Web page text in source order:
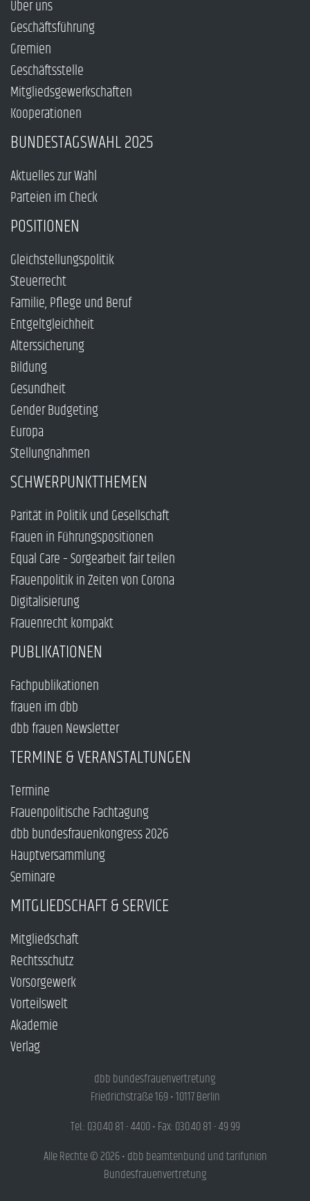
Über uns
Geschäftsführung
Gremien
Geschäftsstelle
Mitgliedsgewerkschaften
Kooperationen
BUNDESTAGSWAHL 2025
Aktuelles zur Wahl
Parteien im Check
POSITIONEN
Gleichstellungspolitik
Steuerrecht
Familie, Pflege und Beruf
Entgeltgleichheit
Alterssicherung
Bildung
Gesundheit
Gender Budgeting
Europa
Stellungnahmen
SCHWERPUNKTTHEMEN
Parität in Politik und Gesellschaft
Frauen in Führungspositionen
Equal Care – Sorgearbeit fair teilen
Frauenpolitik in Zeiten von Corona
Digitalisierung
Frauenrecht kompakt
PUBLIKATIONEN
Fachpublikationen
frauen im dbb
dbb frauen Newsletter
TERMINE & VERANSTALTUNGEN
Termine
Frauenpolitische Fachtagung
dbb bundesfrauenkongress 2026
Hauptversammlung
Seminare
MITGLIEDSCHAFT & SERVICE
Mitgliedschaft
Rechtsschutz
Vorsorgewerk
Vorteilswelt
Akademie
Verlag
dbb bundesfrauenvertretung
Friedrichstraße 169 • 10117 Berlin
Tel.: 030.40 81 - 4400 • Fax: 030.40 81 - 49 99
Alle Rechte © 2026 • dbb beamtenbund und tarifunion
Bundesfrauenvertretung